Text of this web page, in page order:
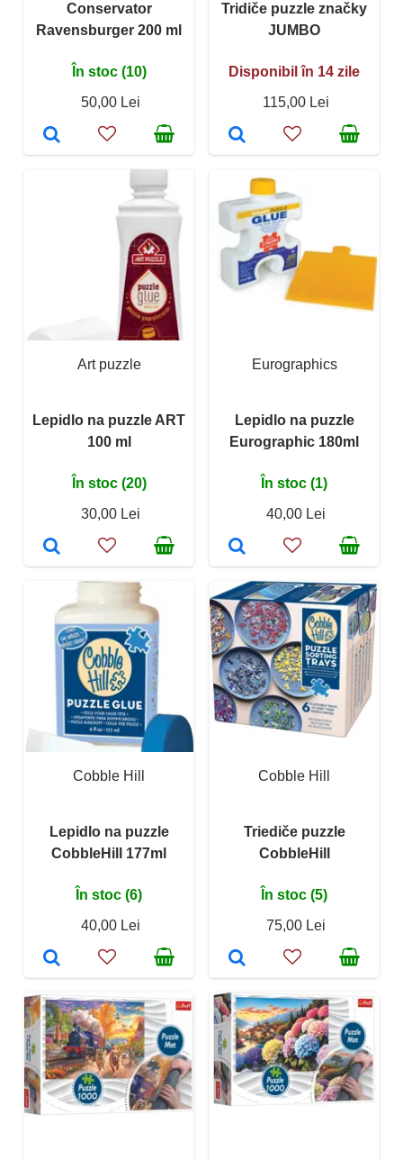
Conservator
Ravensburger 200 ml
În stoc (10)
50,00 Lei
Tridiče puzzle značky
JUMBO
Disponibil în 14 zile
115,00 Lei
Art puzzle
Lepidlo na puzzle ART
100 ml
În stoc (20)
30,00 Lei
Eurographics
Lepidlo na puzzle
Eurographic 180ml
În stoc (1)
40,00 Lei
Cobble Hill
Lepidlo na puzzle
CobbleHill 177ml
În stoc (6)
40,00 Lei
Cobble Hill
Triediče puzzle
CobbleHill
În stoc (5)
75,00 Lei